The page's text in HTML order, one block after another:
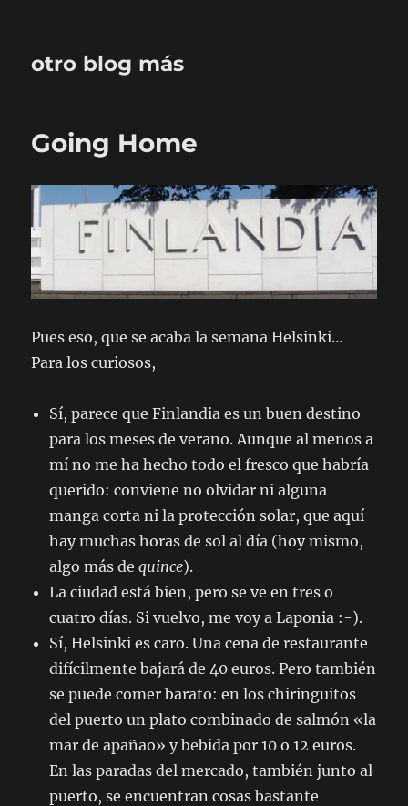
otro blog más
Going Home
Pues eso, que se acaba la semana Helsinki…
Para los curiosos,
Sí, parece que Finlandia es un buen destino
para los meses de verano. Aunque al menos a
mí no me ha hecho todo el fresco que habría
querido: conviene no olvidar ni alguna
manga corta ni la protección solar, que aquí
hay muchas horas de sol al día (hoy mismo,
algo más dequince).
La ciudad está bien, pero se ve en tres o
cuatro días. Si vuelvo, me voy a Laponia :-).
Sí, Helsinki es caro. Una cena de restaurante
difícilmente bajará de 40 euros. Pero también
se puede comer barato: en los chiringuitos
del puerto un plato combinado de salmón «la
mar de apañao» y bebida por 10 o 12 euros.
En las paradas del mercado, también junto al
puerto, se encuentran cosas bastante